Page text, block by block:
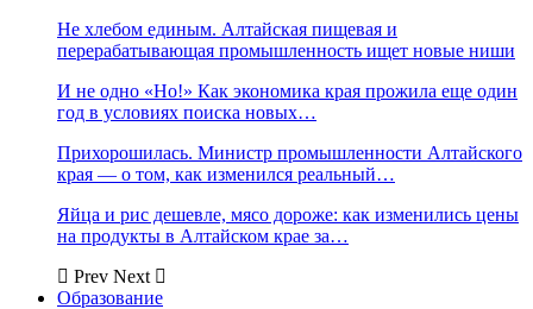
Не хлебом единым. Алтайская пищевая и
перерабатывающая промышленность ищет новые ниши
И не одно «Но!» Как экономика края прожила еще один
год в условиях поиска новых…
Прихорошилась. Министр промышленности Алтайского
края — о том, как изменился реальный…
Яйца и рис дешевле, мясо дороже: как изменились цены
на продукты в Алтайском крае за…
Prev Next
Образование